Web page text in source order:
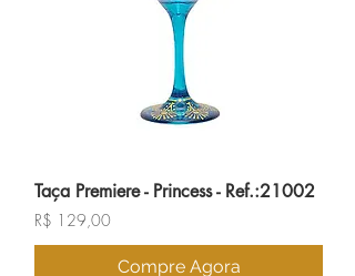
Taça Premiere - Princess - Ref.:21002
Preço
R$ 129,00
Compre Agora